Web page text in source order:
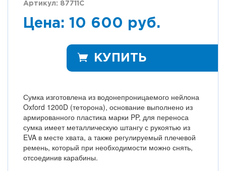
Артикул: 87711C
Цена: 10 600 руб.
КУПИТЬ
Сумка изготовлена из водонепроницаемого нейлона
Oxford 1200D (теторона), основание выполнено из
армированного пластика марки PP, для переноса
сумка имеет металлическую штангу с рукоятью из
EVA в месте хвата, а также регулируемый плечевой
ремень, который при необходимости можно снять,
отсоединив карабины.